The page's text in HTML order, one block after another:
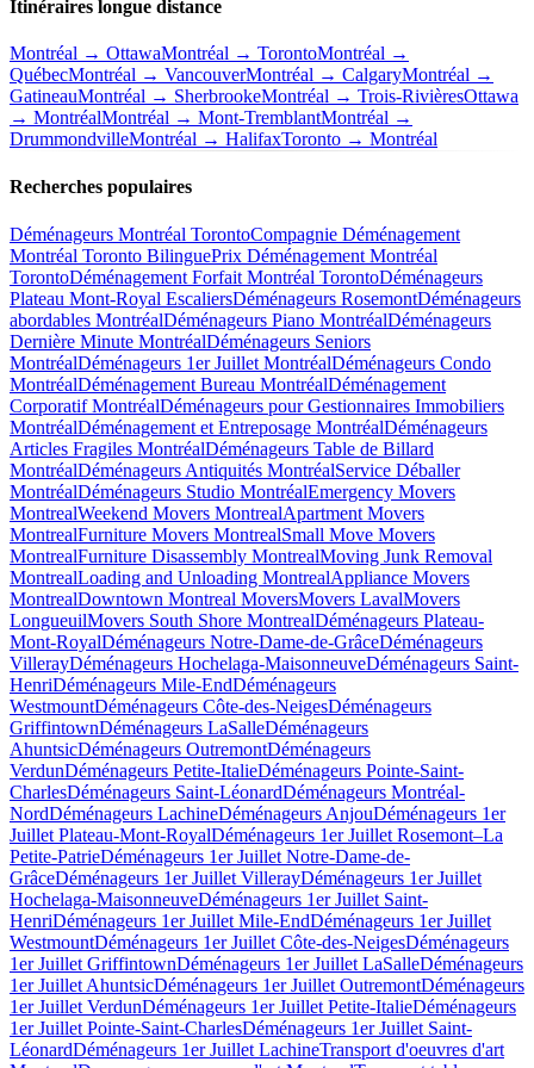
Itinéraires longue distance
Montréal → OttawaMontréal → TorontoMontréal →
QuébecMontréal → VancouverMontréal → CalgaryMontréal →
GatineauMontréal → SherbrookeMontréal → Trois-RivièresOttawa
→ MontréalMontréal → Mont-TremblantMontréal →
DrummondvilleMontréal → HalifaxToronto → Montréal
Recherches populaires
Déménageurs Montréal TorontoCompagnie Déménagement
Montréal Toronto BilinguePrix Déménagement Montréal
TorontoDéménagement Forfait Montréal TorontoDéménageurs
Plateau Mont-Royal EscaliersDéménageurs RosemontDéménageurs
abordables MontréalDéménageurs Piano MontréalDéménageurs
Dernière Minute MontréalDéménageurs Seniors
MontréalDéménageurs 1er Juillet MontréalDéménageurs Condo
MontréalDéménagement Bureau MontréalDéménagement
Corporatif MontréalDéménageurs pour Gestionnaires Immobiliers
MontréalDéménagement et Entreposage MontréalDéménageurs
Articles Fragiles MontréalDéménageurs Table de Billard
MontréalDéménageurs Antiquités MontréalService Déballer
MontréalDéménageurs Studio MontréalEmergency Movers
MontrealWeekend Movers MontrealApartment Movers
MontrealFurniture Movers MontrealSmall Move Movers
MontrealFurniture Disassembly MontrealMoving Junk Removal
MontrealLoading and Unloading MontrealAppliance Movers
MontrealDowntown Montreal MoversMovers LavalMovers
LongueuilMovers South Shore MontrealDéménageurs Plateau-
Mont-RoyalDéménageurs Notre-Dame-de-GrâceDéménageurs
VillerayDéménageurs Hochelaga-MaisonneuveDéménageurs Saint-
HenriDéménageurs Mile-EndDéménageurs
WestmountDéménageurs Côte-des-NeigesDéménageurs
GriffintownDéménageurs LaSalleDéménageurs
AhuntsicDéménageurs OutremontDéménageurs
VerdunDéménageurs Petite-ItalieDéménageurs Pointe-Saint-
CharlesDéménageurs Saint-LéonardDéménageurs Montréal-
NordDéménageurs LachineDéménageurs AnjouDéménageurs 1er
Juillet Plateau-Mont-RoyalDéménageurs 1er Juillet Rosemont–La
Petite-PatrieDéménageurs 1er Juillet Notre-Dame-de-
GrâceDéménageurs 1er Juillet VillerayDéménageurs 1er Juillet
Hochelaga-MaisonneuveDéménageurs 1er Juillet Saint-
HenriDéménageurs 1er Juillet Mile-EndDéménageurs 1er Juillet
WestmountDéménageurs 1er Juillet Côte-des-NeigesDéménageurs
1er Juillet GriffintownDéménageurs 1er Juillet LaSalleDéménageurs
1er Juillet AhuntsicDéménageurs 1er Juillet OutremontDéménageurs
1er Juillet VerdunDéménageurs 1er Juillet Petite-ItalieDéménageurs
1er Juillet Pointe-Saint-CharlesDéménageurs 1er Juillet Saint-
LéonardDéménageurs 1er Juillet LachineTransport d'oeuvres d'art